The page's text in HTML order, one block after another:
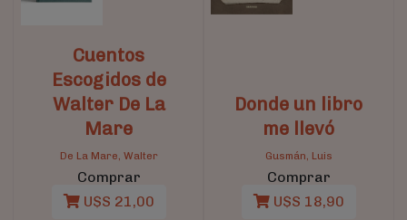
Cuentos
Escogidos de
Walter De La
Mare
De La Mare, Walter
Comprar
U$S 21,00
Donde un libro
me llevó
Gusmán, Luis
Comprar
U$S 18,90